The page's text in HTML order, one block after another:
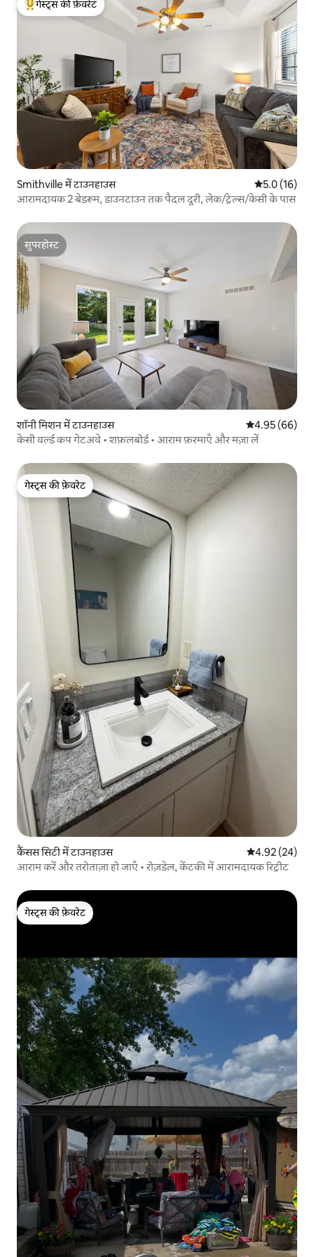
गेस्ट्स का टॉप फ़ेवरेट
गेस्ट्स की फ़ेवरेट
Smithville में टाउनहाउस औसत रेटिंग 5
5.0 (16)
आरामदायक 2 बेडरूम, डाउनटाउन तक पैदल दूरी, लेक/ट्रेल्स/केसी के पास
सुपरहोस्ट
सुपरहोस्ट
शॉनी मिशन में टाउनहाउस औसत रेटिंग 5 में
4.95 (66)
केसी वर्ल्ड कप गेटअवे • शफ़लबोर्ड • आराम फ़रमाएँ और मज़ा लें
गेस्ट्स की फ़ेवरेट
गेस्ट्स की फ़ेवरेट
कैंसस सिटी में टाउनहाउस औसत रेटिंग 5 में
4.92 (24)
आराम करें और तरोताज़ा हो जाएँ • रोज़डेल, केंटकी में आरामदायक रिट्रीट
गेस्ट्स की फ़ेवरेट
गेस्ट्स की फ़ेवरेट